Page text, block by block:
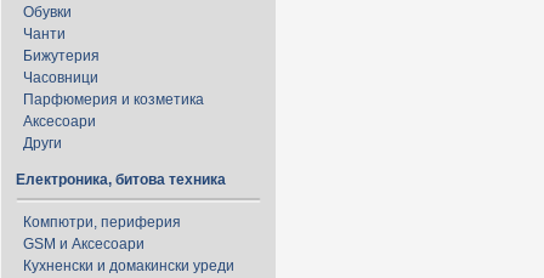
Обувки
Чанти
Бижутерия
Часовници
Парфюмерия и козметика
Аксесоари
Други
Електроника, битова техника
Компютри, периферия
GSM и Аксесоари
Кухненски и домакински уреди